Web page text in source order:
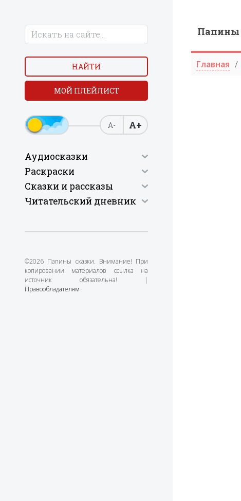
НАЙТИ
МОЙ ПЛЕЙЛИСТ
А- А+
Аудиосказки
Раскраски
Сказки и рассказы
Читательский дневник
©2026 Папины сказки. Внимание! При
копировании материалов ссылка на
источник обязательна! |
Правообладателям
Папины
Главная